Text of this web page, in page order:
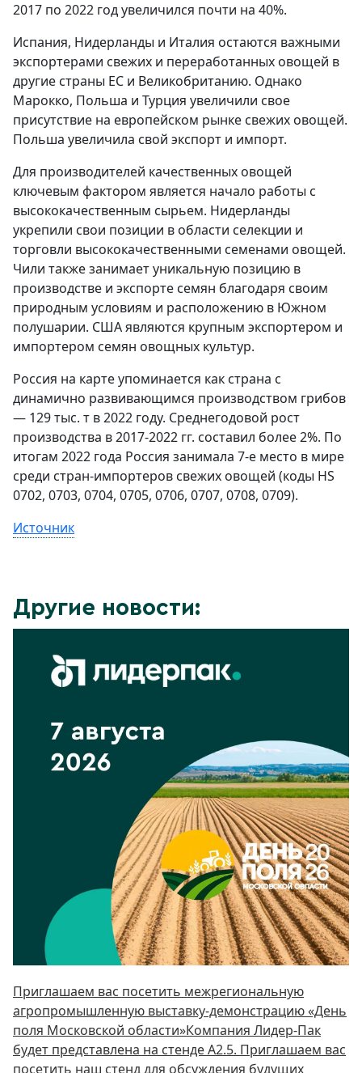
2017 по 2022 год увеличился почти на 40%.
Испания, Нидерланды и Италия остаются важными
экспортерами свежих и переработанных овощей в
другие страны ЕС и Великобританию. Однако
Марокко, Польша и Турция увеличили свое
присутствие на европейском рынке свежих овощей.
Польша увеличила свой экспорт и импорт.
Для производителей качественных овощей
ключевым фактором является начало работы с
высококачественным сырьем. Нидерланды
укрепили свои позиции в области селекции и
торговли высококачественными семенами овощей.
Чили также занимает уникальную позицию в
производстве и экспорте семян благодаря своим
природным условиям и расположению в Южном
полушарии. США являются крупным экспортером и
импортером семян овощных культур.
Россия на карте упоминается как страна с
динамично развивающимся производством грибов
— 129 тыс. т в 2022 году. Среднегодовой рост
производства в 2017-2022 гг. составил более 2%. По
итогам 2022 года Россия занимала 7-е место в мире
среди стран-импортеров свежих овощей (коды HS
0702, 0703, 0704, 0705, 0706, 0707, 0708, 0709).
Источник
Другие новости:
Приглашаем вас посетить межрегиональную
агропромышленную выставку-демонстрацию «День
поля Московской области»Компания Лидер-Пак
будет представлена на стенде А2.5. Приглашаем вас
посетить наш стенд для обсуждения будущих